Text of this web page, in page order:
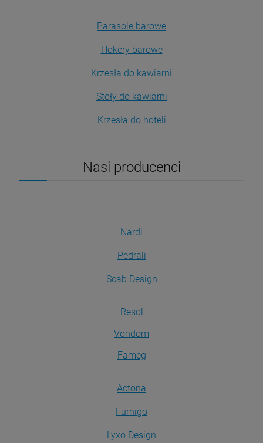
Parasole barowe
Hokery barowe
Krzesła do kawiarni
Stoły do kawiarni
Krzesła do hoteli
Nasi producenci
Nardi
Pedrali
Scab Design
Resol
Vondom
Fameg
Actona
Furnigo
Lyxo Design